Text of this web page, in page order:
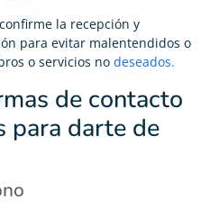
la recepción y
para evitar malentendidos o
o servicios no deseados.
de contacto
para darte de